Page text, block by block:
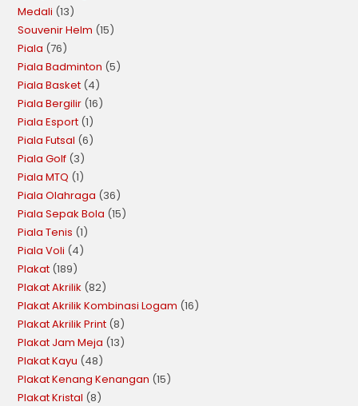
Medali 13
Souvenir Helm 15
Piala 76
Piala Badminton 5
Piala Basket 4
Piala Bergilir 16
Piala Esport 1
Piala Futsal 6
Piala Golf 3
Piala MTQ 1
Piala Olahraga 36
Piala Sepak Bola 15
Piala Tenis 1
Piala Voli 4
Plakat 189
Plakat Akrilik 82
Plakat Akrilik Kombinasi Logam 16
Plakat Akrilik Print 8
Plakat Jam Meja 13
Plakat Kayu 48
Plakat Kenang Kenangan 15
Plakat Kristal 8